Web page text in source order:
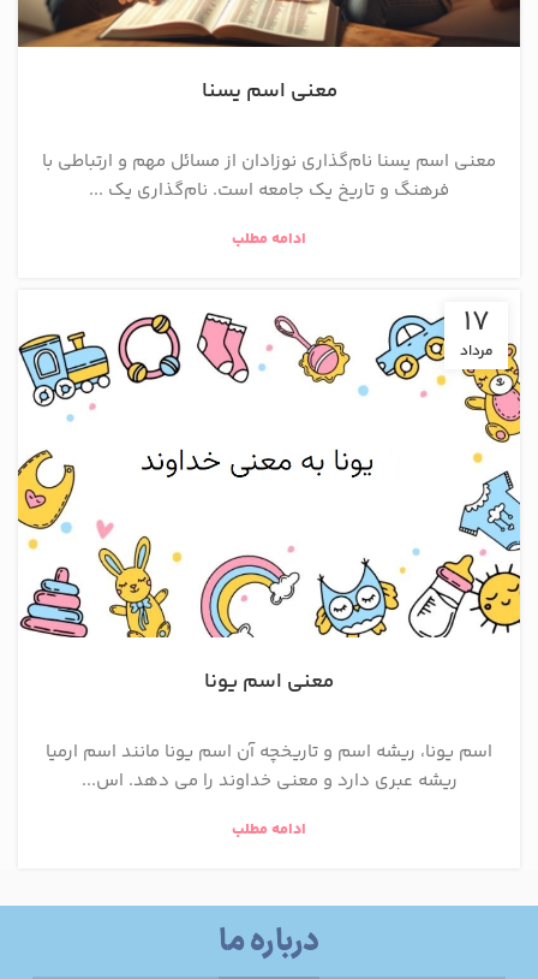
معنی اسم یسنا
معنی اسم یسنا نام‌گذاری نوزادان از مسائل مهم و ارتباطی با
فرهنگ و تاریخ یک جامعه است. نام‌گذاری یک ...
ادامه مطلب
17
مرداد
معنی اسم یونا
اسم یونا، ریشه اسم و تاریخچه آن اسم یونا مانند اسم ارمیا
ریشه عبری دارد و معنی خداوند را می دهد. اس...
ادامه مطلب
درباره ما